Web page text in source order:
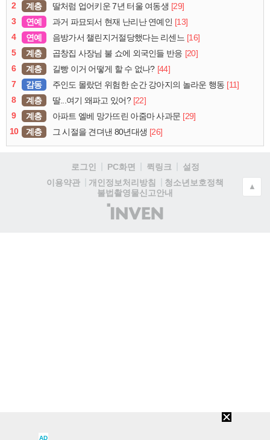
2
계층 딸처럼 업어키운 7년 터울 여동생 [29]
3
연예 과거 파묘되서 현재 난리난 연예인 [13]
4
연예 음방가서 챌린지거절당했다는 리센느 [16]
5
계층 곱창집 사장님 불 쇼에 외국인들 반응 [20]
6
계층 길빵 이거 어떻게 할 수 없나? [44]
7
감동 주인도 몰랐던 위험한 순간 강아지의 놀라운 행동 [11]
8
계층 딸...여기 왜파고 있어? [22]
9
계층 아파트 엘베 망가뜨린 아줌마 사과문 [29]
10
계층 그 시절을 견뎌낸 80년대생 [26]
로그인 PC화면 퀵링크
설정
이용약관
개인정보처리방침
청소년보호정책
불법촬영물신고안내
(주)
인
▲
AD